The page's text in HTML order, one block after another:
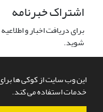
این وب سایت از کوکی ها برای
خدمات استفاده می کند.
اشتراک خبرنامه
برای دریافت اخبار و
شوید.